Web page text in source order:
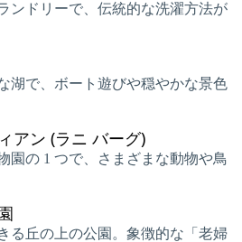
ンドリーで、伝統的な洗濯方法が
湖で、ボート遊びや穏やかな景色
アン (ラニ バーグ)
園の 1 つで、さまざまな動物や鳥
る丘の上の公園。象徴的な「老婦